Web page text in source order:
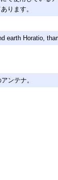
ります。
earth Horatio,
ンテナ。